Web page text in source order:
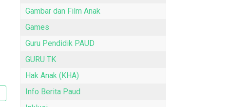
Gambar dan Film Anak
Games
Guru Pendidik PAUD
GURU TK
Hak Anak (KHA)
Info Berita Paud